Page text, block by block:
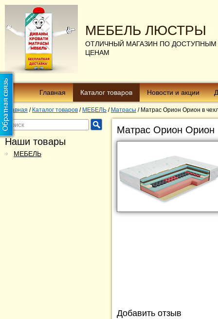
МЕБЕЛЬ ЛЮСТРЫ
ОТЛИЧНЫЙ МАГАЗИН ПО ДОСТУПНЫМ
ЦЕНАМ
Главная Каталог товаров Новости и акции
Главная / Каталог товаров / МЕБЕЛЬ / Матрасы / Матрас Орион Орион в
Наши товары
МЕБЕЛЬ
Матрас Орион Орион
Добавить отзыв